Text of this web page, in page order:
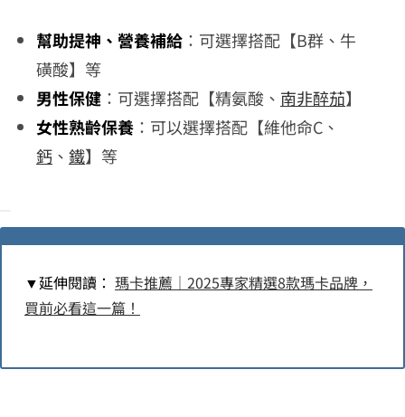
幫助提神、營養補給 ：可選擇搭配【B群、牛
磺酸】等
男性保健 ：可選擇搭配【精氨酸、 南非醉茄】
女性熟齡保養 ：可以選擇搭配【維他命C、
鈣 、 鐵】等
▼延伸閱讀： 瑪卡推薦｜2025專家精選8款瑪卡品牌，
買前必看這一篇！